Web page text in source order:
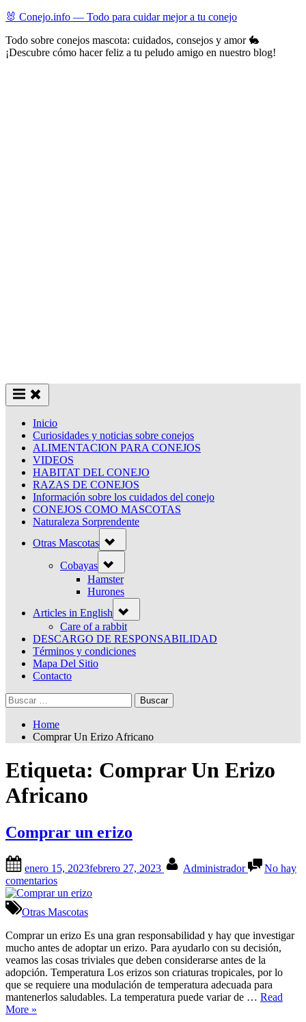
Skip
content
🐰 Conejo.info — Todo para cuidar mejor a tu conejo
Todo sobre conejos mascota: cuidados, consejos y amor 🐇
¡Descubre cómo hacer feliz a tu peludo amigo en nuestro blog!
Inicio
Curiosidades y noticias sobre conejos
ALIMENTACION PARA CONEJOS
VIDEOS
HABITAT DEL CONEJO
RAZAS DE CONEJOS
Información sobre los cuidados del conejo
CONEJOS COMO MASCOTAS
Naturaleza Sorprendente
Otras Mascotas sub-
menu
Cobayas sub-
menu
Hamster
Hurones
Articles in English
sub-
menu
Care of a rabbit
DESCARGO DE RESPONSABILIDAD
Términos y condiciones
Mapa Del Sitio
Contacto
Buscar:
Home
Comprar Un Erizo Africano
Etiqueta: Comprar Un Erizo
Africano
Comprar un erizo
on
enero 15, 2023febrero 27, 2023 Administrador
No hay
comentariosen
Comprar
erizo
Otras Mascotas
Comprar un erizo Es una gran responsabilidad y hay que investigar
mucho antes de adoptar un erizo. Para ayudarlo con su decisión,
veamos las cosas triviales que deben considerarse antes de la
adopción. Temperatura Los erizos son criaturas tropicales, por lo
que se requiere una modulación de temperatura adecuada para
mantenerlos saludables. La temperatura puede variar de … Read
More«Comprar
»